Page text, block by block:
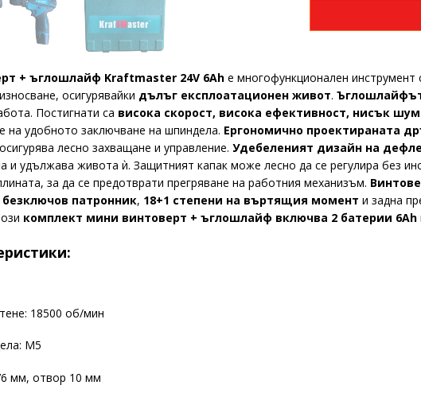
+ ъглошлайф Kraftmaster 24V 6Ah е многофункционален инструмент
осигурявайки дълъг експлоатационен живот.
Постигнати са висока скорост, висока ефективност, нисък
на удобното заключване на шпиндела. Ергономично проектираната
лесно захващане и управление. Удебеленият дизайн на
и удължава живота ѝ. Защитният капак може лесно да се регулира без
за да се предотврати прегряване на работния механизъм.
патронник, 18+1 степени на въртящия момент и задна
комплект мини винтоверт + ъглошлайф включва 2 батерии 6Ah
18500 об/мин
M5
мм, отвор 10 мм